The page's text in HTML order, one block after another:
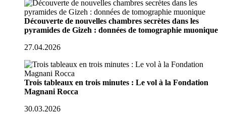
Découverte de nouvelles chambres secrètes dans les
pyramides de Gizeh : données de tomographie muonique
27.04.2026
Trois tableaux en trois minutes : Le vol à la Fondation
Magnani Rocca
30.03.2026